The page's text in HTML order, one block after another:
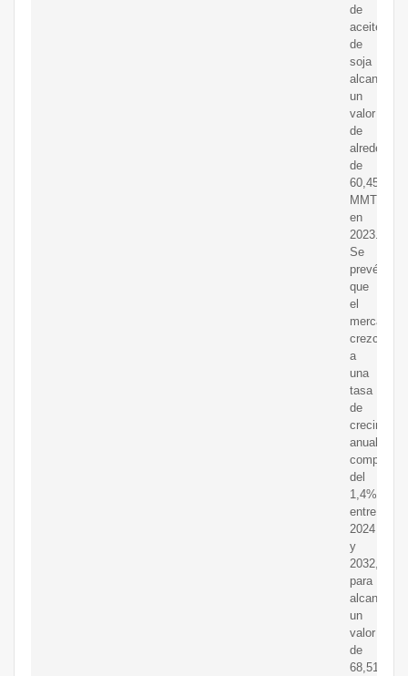
de
aceite
de
soja
alcanzó
un
valor
de
alrededor
de
60,45
MMT
en
2023.
Se
prevé
que
el
mercado
crezca
a
una
tasa
de
anual
compuesta
del
1,4%
entre
2024
y
2032,
para
alcanzar
un
valor
de
68,51